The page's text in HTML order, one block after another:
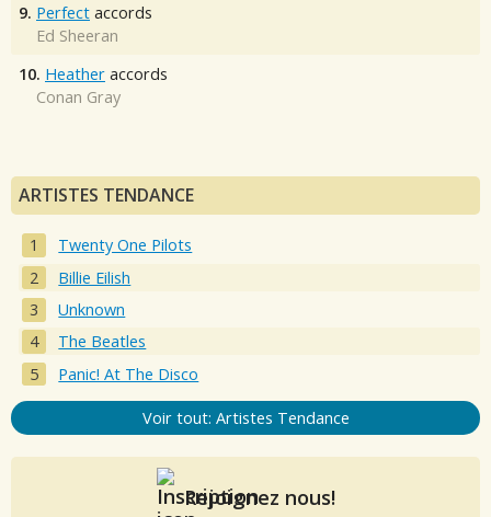
9. Perfect accords
Ed Sheeran
10. Heather accords
Conan Gray
ARTISTES TENDANCE
Twenty One Pilots
Billie Eilish
Unknown
The Beatles
Panic! At The Disco
Voir tout: Artistes Tendance
Rejoignez nous!